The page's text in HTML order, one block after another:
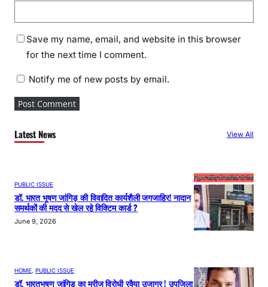
Save my name, email, and website in this browser
for the next time I comment.
Notify me of new posts by email.
Latest News View All
PUBLIC ISSUE
डॉ. भारत भूषण जांगिड़ की विवादित कार्यशैली जगजाहिर! नादान
समर्थकों की मदद से खेल रहे विक्टिम कार्ड ?
June 9, 2026
HOME PUBLIC ISSUE
डॉ. भारतभूषण जांगिड़ का मरीज विरोधी रवैया उजागर ! उपजिला